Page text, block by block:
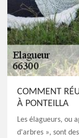
COMMENT
À PONTEILLA
Les élagueurs, ou
d'arbres », sont